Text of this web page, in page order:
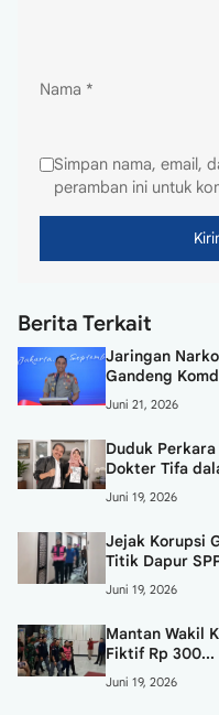
Nama *
Simpan nama, email,
peramban ini untuk
Berita Terkait
Jaringan
Gandeng
Juni 21, 2026
Duduk
Dokter Tifa
Juni 19, 2026
Jejak Korupsi
Titik Dapur
Juni 19, 2026
Mantan Wakil
Fiktif Rp 300...
Juni 19, 2026